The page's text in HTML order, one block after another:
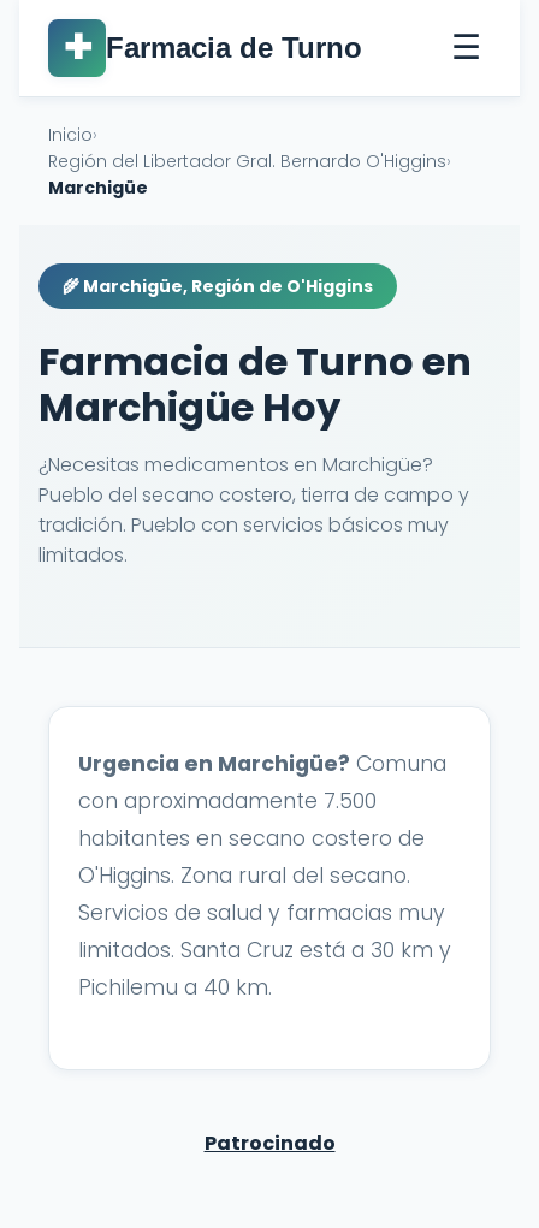
✚ Farmacia de Turno ☰
Inicio›
Región del Libertador Gral. Bernardo O'Higgins›
Marchigüe
🌾 Marchigüe, Región de O'Higgins
Farmacia de Turno en
Marchigüe Hoy
¿Necesitas medicamentos en Marchigüe?
Pueblo del secano costero, tierra de campo y
tradición. Pueblo con servicios básicos muy
limitados.
Urgencia en Marchigüe? Comuna
con aproximadamente 7.500
habitantes en secano costero de
O'Higgins. Zona rural del secano.
Servicios de salud y farmacias muy
limitados. Santa Cruz está a 30 km y
Pichilemu a 40 km.